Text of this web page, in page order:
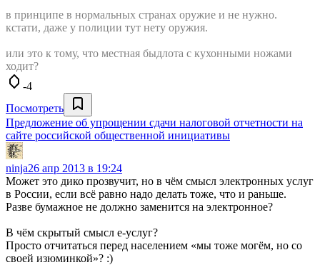
в принципе в нормальных странах оружие и не нужно.
кстати, даже у полиции тут нету оружия.
или это к тому, что местная быдлота с кухонными ножами
ходит?
-4
Посмотреть
Предложение об упрощении сдачи налоговой отчетности на
сайте российской общественной инициативы
ninja26 апр 2013 в 19:24
Может это дико прозвучит, но в чём смысл электронных услуг
в России, если всё равно надо делать тоже, что и раньше.
Разве бумажное не должно заменится на электронное?
В чём скрытый смысл е-услуг?
Просто отчитаться перед населением «мы тоже могём, но со
своей изюминкой»? :)